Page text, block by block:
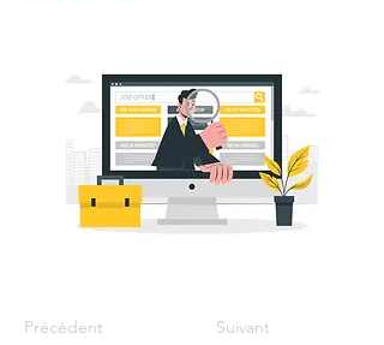
Précédent Suivant